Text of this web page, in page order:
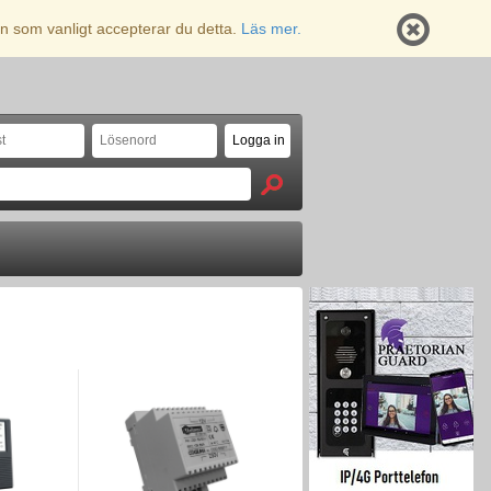
som vanligt accepterar du detta. Läs mer.